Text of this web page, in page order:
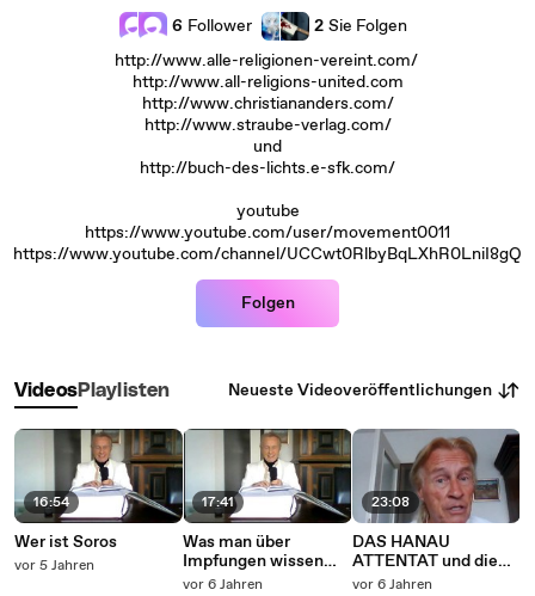
6 Follower 2 Sie Folgen
http://www.alle-religionen-vereint.com/
http://www.all-religions-united.com
http://www.christiananders.com/
http://www.straube-verlag.com/
und
http://buch-des-lichts.e-sfk.com/
youtube
https://www.youtube.com/user/movement0011
https://www.youtube.com/channel/UCCwt0RlbyBqLXhR0LniI8gQ
Folgen
VideosPlaylisten Neueste Videoveröffentlichungen
16:54
Wer ist Soros
vor 5 Jahren
17:41
Was man über
Impfungen wissen
sollte
vor 6 Jahren
23:08
DAS HANAU
ATTENTAT und die
okkulten
vor 6 Jahren